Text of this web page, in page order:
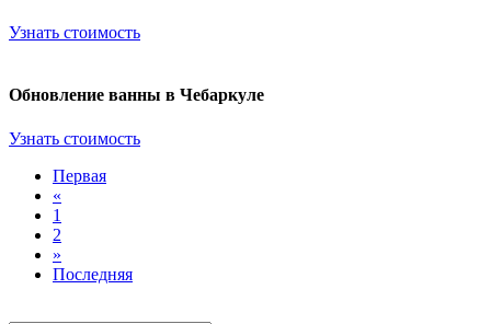
Узнать стоимость
Обновление ванны в Чебаркуле
Узнать стоимость
Первая
«
1
2
»
Последняя